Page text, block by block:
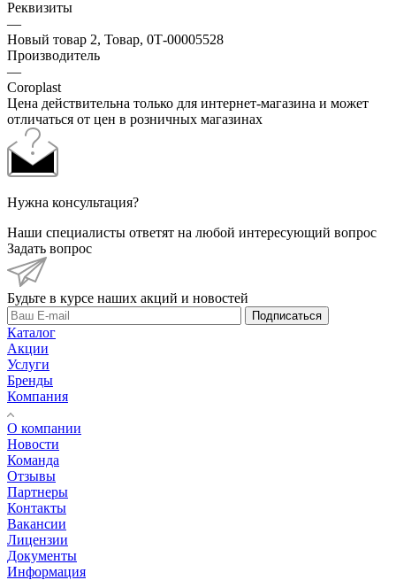
Реквизиты
—
Новый товар 2, Товар, 0Т-00005528
Производитель
—
Coroplast
Цена действительна только для интернет-магазина и может
отличаться от цен в розничных магазинах
Нужна консультация?
Наши специалисты ответят на любой интересующий вопрос
Задать вопрос
Будьте в курсе наших акций и новостей
Подписаться
Каталог
Акции
Услуги
Бренды
Компания
О компании
Новости
Команда
Отзывы
Партнеры
Контакты
Вакансии
Лицензии
Документы
Информация